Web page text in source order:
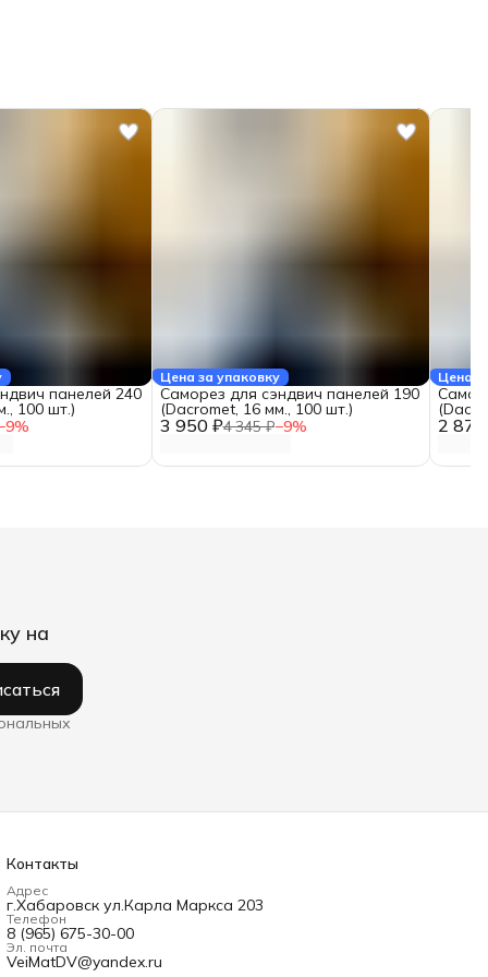
9%
панелей 240
100 шт.)
Цена за упаковку
3 950 ₽4 345 ₽−9%
Саморез для сэндвич панелей 190
(Dacromet, 16 мм., 100 шт.)
Цена
2
на
Контакты
Адрес
г.Хабаровск ул.Карла Маркса 203
Телефон
8 (965) 675-30-00
Эл. почта
VeiMatDV@yandex.ru